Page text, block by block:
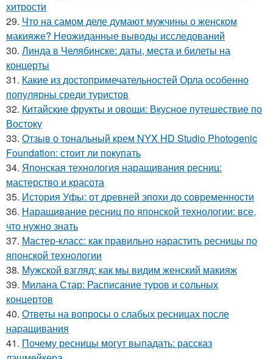
хитрости
29. Что на самом деле думают мужчины о женском
макияже? Неожиданные выводы исследований
30. Линда в Челябинске: даты, места и билеты на
концерты
31. Какие из достопримечательностей Орла особенно
популярны среди туристов
32. Китайские фрукты и овощи: Вкусное путешествие по
Востоку
33. Отзыв о тональный крем NYX HD Studio Photogenic
Foundation: стоит ли покупать
34. Японская технология наращивания ресниц:
мастерство и красота
35. История Уфы: от древней эпохи до современности
36. Наращивание ресниц по японской технологии: все,
что нужно знать
37. Мастер-класс: как правильно нарастить ресницы по
японской технологии
38. Мужской взгляд: как мы видим женский макияж
39. Милана Стар: Расписание туров и сольных
концертов
40. Ответы на вопросы о слабых ресницах после
наращивания
41. Почему ресницы могут выпадать: рассказ